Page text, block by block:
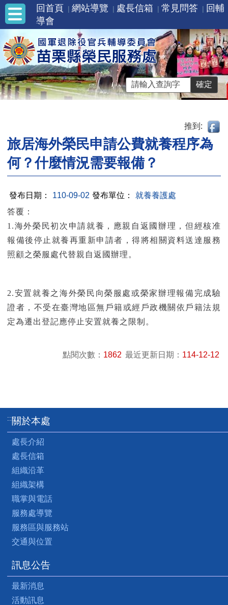
回首頁 網站導覽 處長信箱 常見問答
回輔
導會
推到:
旅居海外榮民申請公費就養程序為
何？什麼情況需要報備？
發布日期： 110-09-02 發布單位：
就養養護處
答覆：
1.海外榮民初次申請就養，應親自返國辦理，但經核准
報備後停止就養再重新申請者，得將相關資料送達服務
照顧之榮服處代替親自返國辦理。
2.安置就養之海外榮民向榮服處或榮家辦理報備完成驗
證者，不受在臺灣地區無戶籍或經戶政機關依戶籍法規
定為遷出登記應停止安置就養之限制。
點閱次數： 1862 最近更新日期： 114-12-12
:::關於本處
處長介紹
處長信箱
組織沿革
組織架構
職掌與電話
服務處導覽
服務區與服務站
交通與位置
訊息公告
最新消息
活動訊息